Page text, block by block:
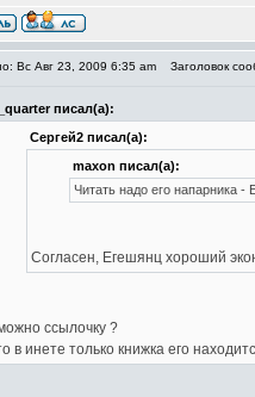
Вс Авг 23, 2009 6:35 am Заголовок
писал(а):
Сергей2 писал(а):
maxon писал(а):
Читать надо его напарника
Согласен, Егешянц хороший
ссылочку ?
в инете только книжка его